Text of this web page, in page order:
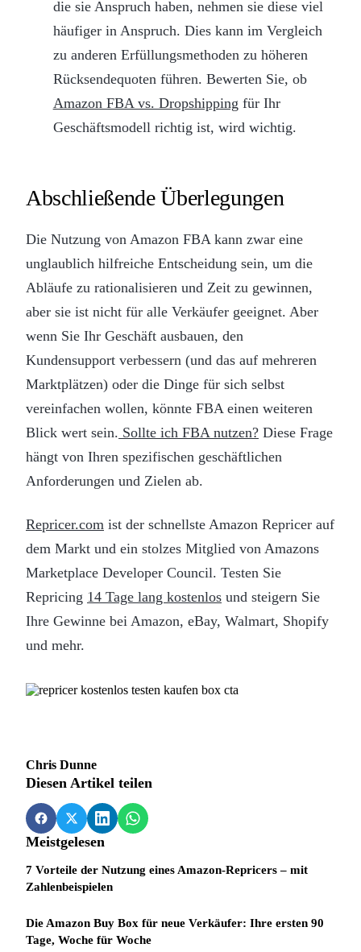
die sie Anspruch haben, nehmen sie diese viel
häufiger in Anspruch. Dies kann im Vergleich
zu anderen Erfüllungsmethoden zu höheren
Rücksendequoten führen. Bewerten Sie, ob
Amazon FBA vs. Dropshipping für Ihr
Geschäftsmodell richtig ist, wird wichtig.
Abschließende Überlegungen
Die Nutzung von Amazon FBA kann zwar eine
unglaublich hilfreiche Entscheidung sein, um die
Abläufe zu rationalisieren und Zeit zu gewinnen,
aber sie ist nicht für alle Verkäufer geeignet. Aber
wenn Sie Ihr Geschäft ausbauen, den
Kundensupport verbessern (und das auf mehreren
Marktplätzen) oder die Dinge für sich selbst
vereinfachen wollen, könnte FBA einen weiteren
Blick wert sein. Sollte ich FBA nutzen? Diese Frage
hängt von Ihren spezifischen geschäftlichen
Anforderungen und Zielen ab.
Repricer.com ist der schnellste Amazon Repricer auf
dem Markt und ein stolzes Mitglied von Amazons
Marketplace Developer Council. Testen Sie
Repricing 14 Tage lang kostenlos und steigern Sie
Ihre Gewinne bei Amazon, eBay, Walmart, Shopify
und mehr.
Chris Dunne
Diesen Artikel teilen
Meistgelesen
7 Vorteile der Nutzung eines Amazon-Repricers – mit
Zahlenbeispielen
Die Amazon Buy Box für neue Verkäufer: Ihre ersten 90
Tage, Woche für Woche